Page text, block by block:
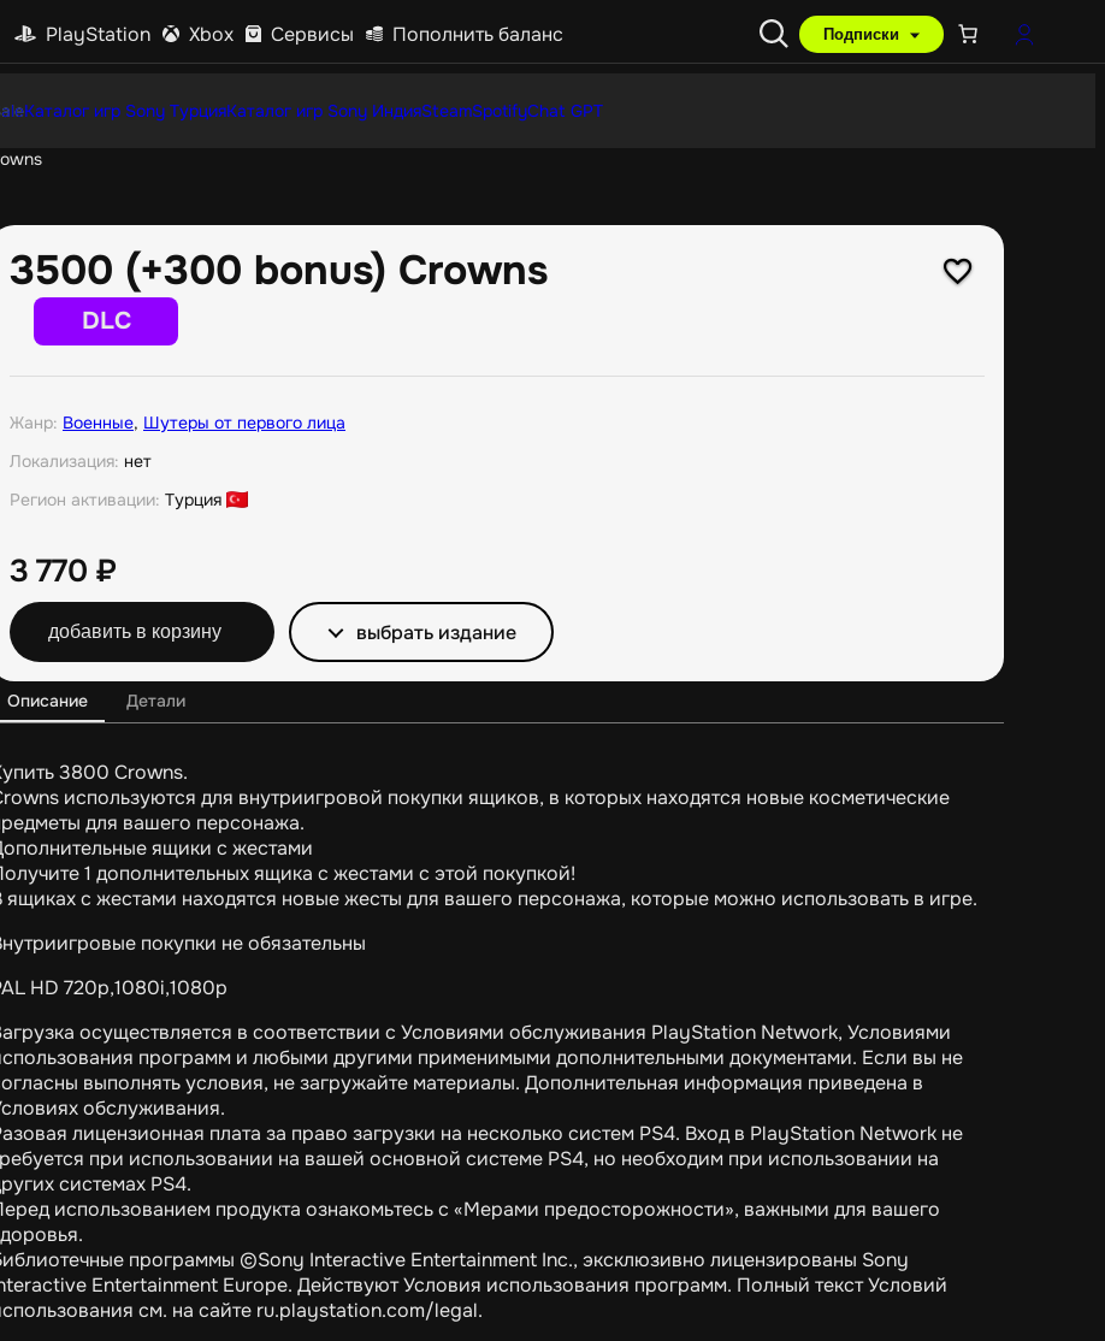
PlayStation Xbox Сервисы Пополнить баланс Подписки
Каталог игр Sony ТурцияКаталог игр Sony ИндияSteamSpotifyChat GPT
3500 (+300 bonus) Crowns
DLC
Жанр: Военные, Шутеры от первого лица
Локализация: нет
Регион активации: Турция
3 770 ₽
добавить в корзину выбрать издание
Описание Детали
3800 Crowns.
используются для внутриигровой покупки ящиков, в которых находятся новые косметические
для вашего персонажа.
ящики с жестами
1 дополнительных ящика с жестами с этой покупкой!
ящиках с жестами находятся новые жесты для вашего персонажа, которые можно использовать в игре.
покупки не обязательны
HD 720p,1080i,1080p
осуществляется в соответствии с Условиями обслуживания PlayStation Network, Условиями
программ и любыми другими применимыми дополнительными документами. Если вы не
выполнять условия, не загружайте материалы. Дополнительная информация приведена в
обслуживания.
лицензионная плата за право загрузки на несколько систем PS4. Вход в PlayStation Network не
при использовании на вашей основной системе PS4, но необходим при использовании на
системах PS4.
использованием продукта ознакомьтесь с «Мерами предосторожности», важными для вашего
программы ©Sony Interactive Entertainment Inc., эксклюзивно лицензированы Sony
Entertainment Europe. Действуют Условия использования программ. Полный текст Условий
см. на сайте ru.playstation.com/legal.